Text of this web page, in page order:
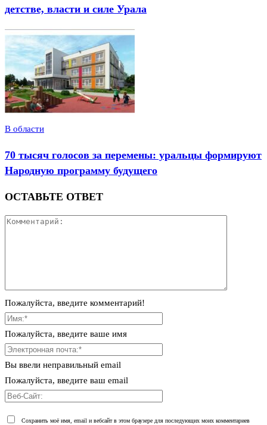
детстве, власти и силе Урала
В области
70 тысяч голосов за перемены: уральцы формируют
Народную программу будущего
ОСТАВЬТЕ ОТВЕТ
Пожалуйста, введите комментарий!
Пожалуйста, введите ваше имя
Вы ввели неправильный email
Пожалуйста, введите ваш email
Сохранить моё имя, email и вебсайт в этом браузере для последующих моих комментариев